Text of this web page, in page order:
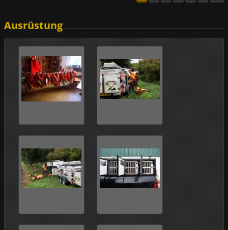
Ausrüstung